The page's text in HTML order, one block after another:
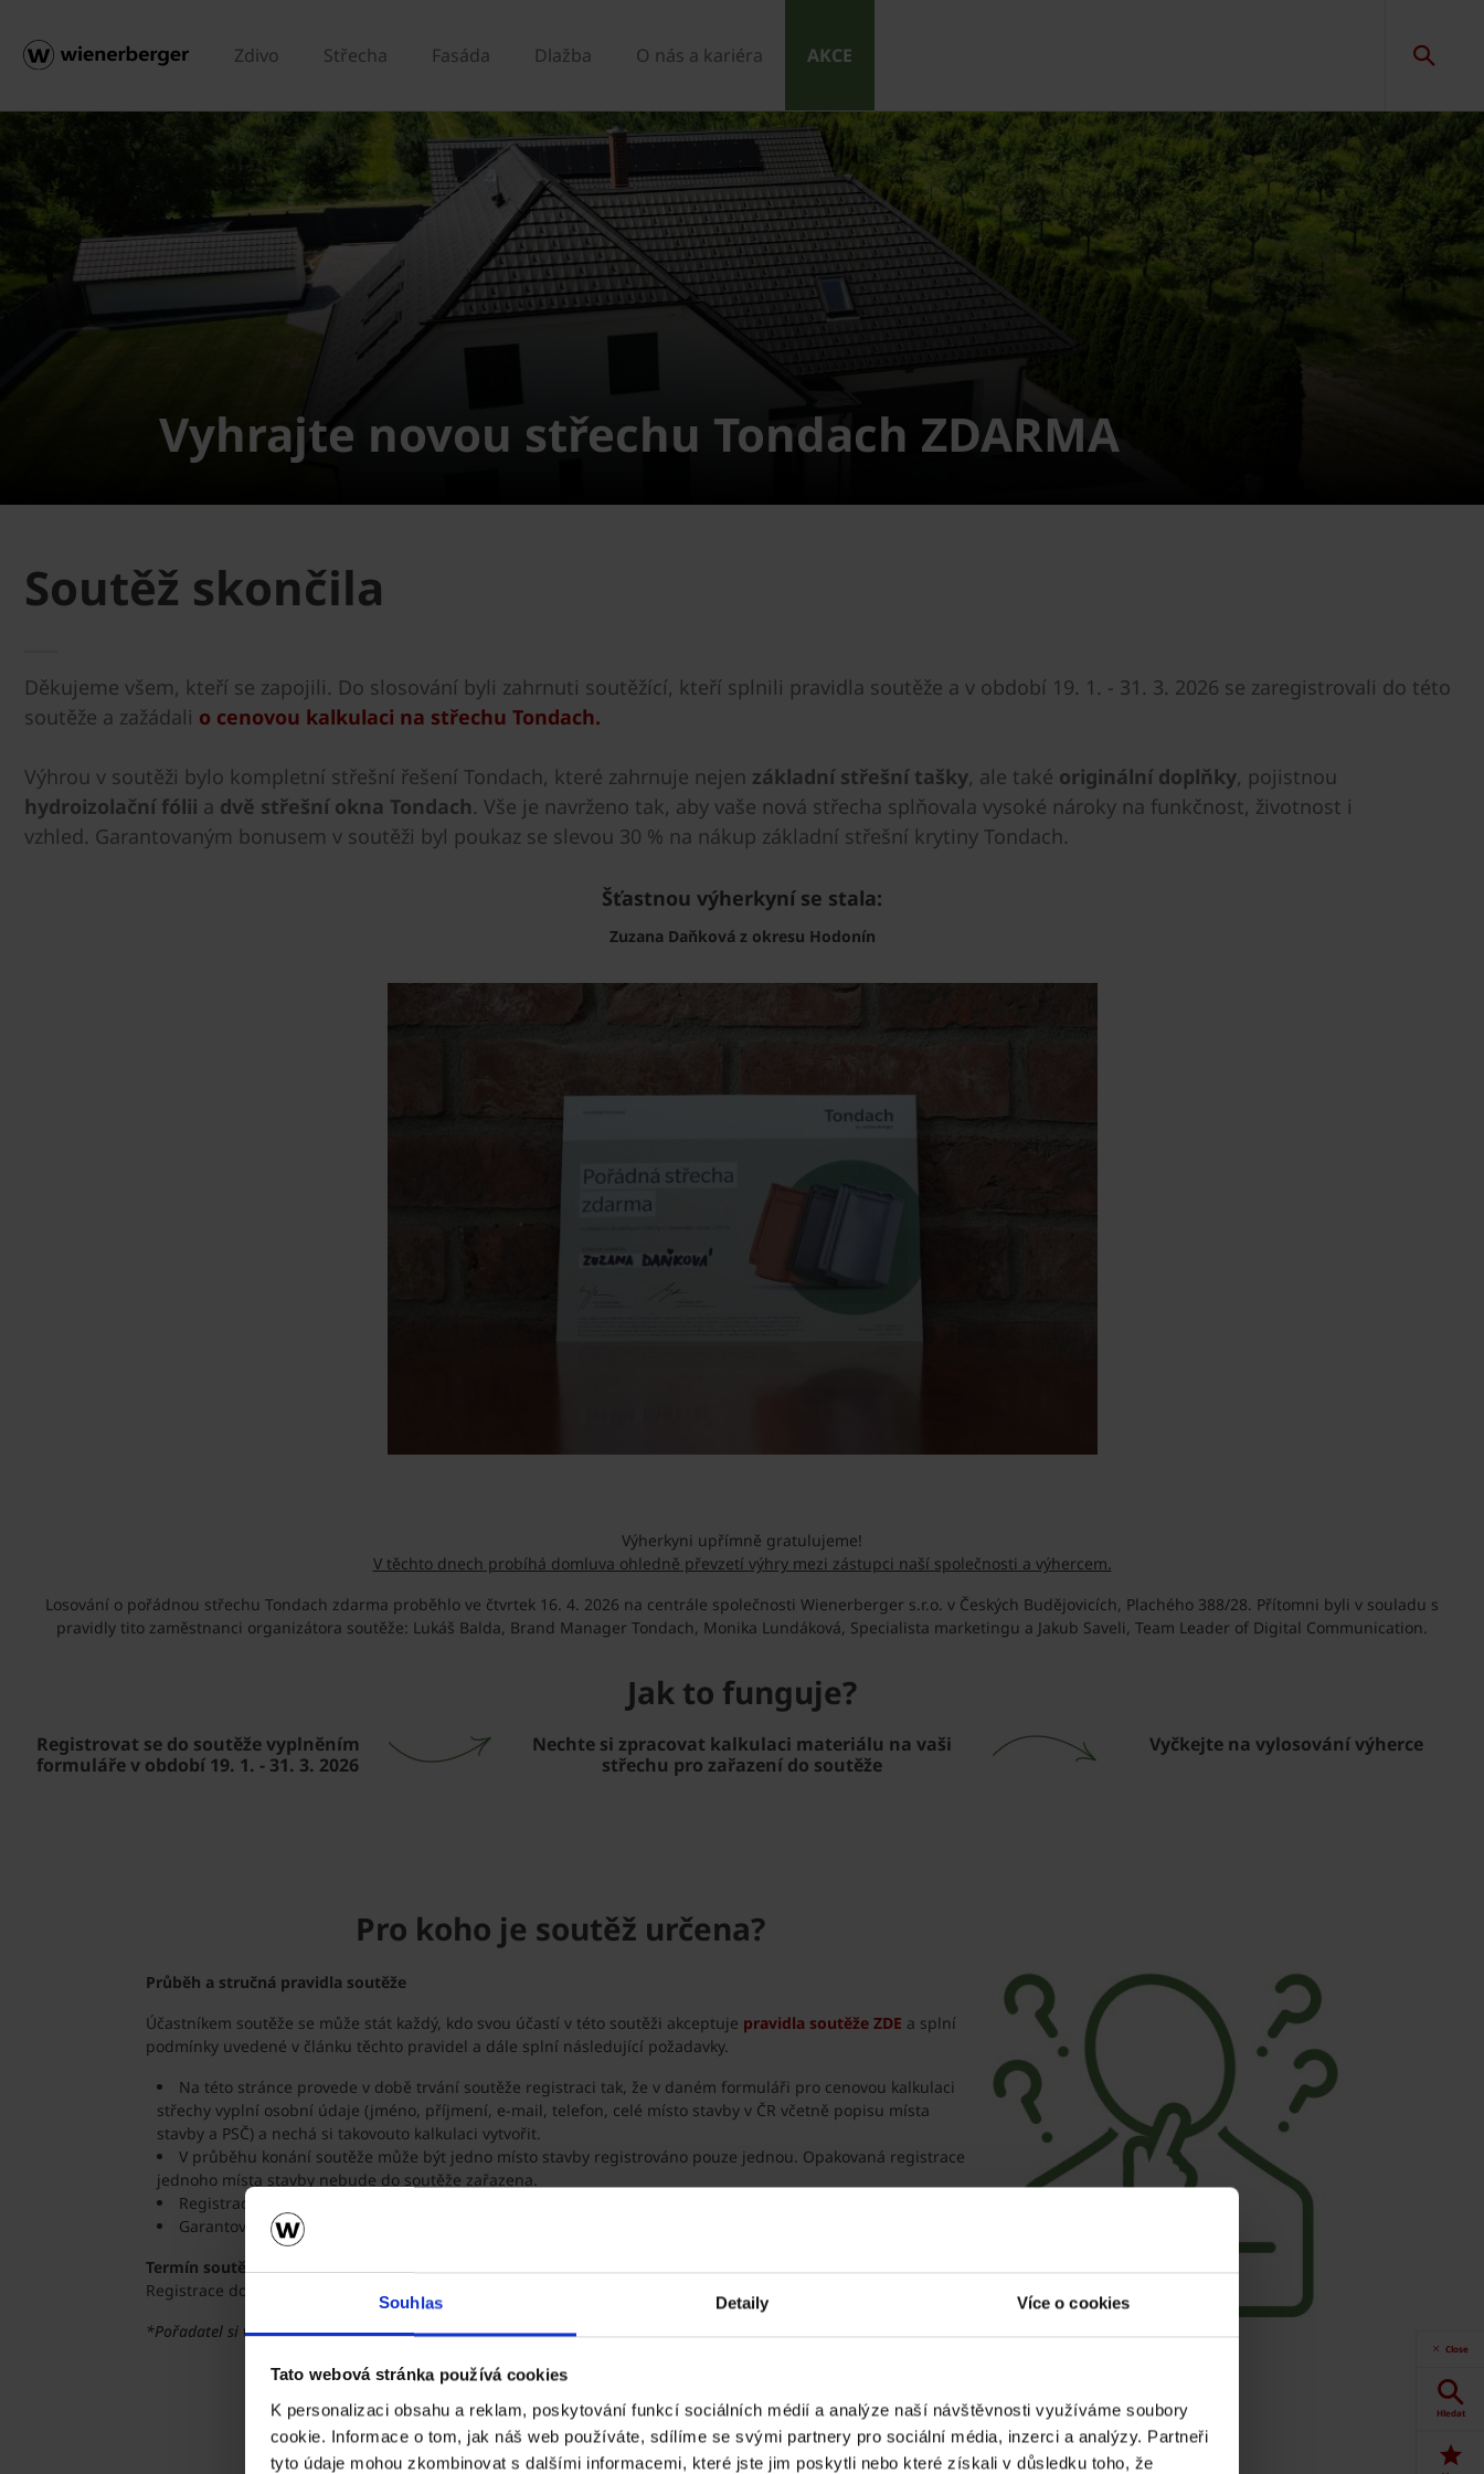
Souhlas Detaily Více o cookies
Tato webová stránka používá cookies
K personalizaci obsahu a reklam, poskytování funkcí sociálních médií a analýze naší návštěvnosti využíváme soubory
cookie. Informace o tom, jak náš web používáte, sdílíme se svými partnery pro sociální média, inzerci a analýzy. Partneři
tyto údaje mohou zkombinovat s dalšími informacemi, které jste jim poskytli nebo které získali v důsledku toho, že
Zdivo Střecha Fasáda Dlažba O nás a kariéra AKCE
Vyhrajte novou střechu Tondach ZDARMA
Soutěž skončila
Děkujeme všem, kteří se zapojili. Do slosování byli zahrnuti soutěžící, kteří splnili pravidla soutěže a v období 19. 1. - 31. 3. 2026 se zaregistrovali do této
soutěže a zažádali o cenovou kalkulaci na střechu Tondach.
Výhrou v soutěži bylo kompletní střešní řešení Tondach, které zahrnuje nejen základní střešní tašky, ale také originální doplňky, pojistnou
hydroizolační fólii a dvě střešní okna Tondach. Vše je navrženo tak, aby vaše nová střecha splňovala vysoké nároky na funkčnost, životnost i
vzhled. Garantovaným bonusem v soutěži byl poukaz se slevou 30 % na nákup základní střešní krytiny Tondach.
Šťastnou výherkyní se stala:
Zuzana Daňková z okresu Hodonín
Výherkyni upřímně gratulujeme!
V těchto dnech probíhá domluva ohledně převzetí výhry mezi zástupci naší společnosti a výhercem.
Losování o pořádnou střechu Tondach zdarma proběhlo ve čtvrtek 16. 4. 2026 na centrále společnosti Wienerberger s.r.o. v Českých Budějovicích, Plachého 388/28. Přítomni byli v souladu s
pravidly tito zaměstnanci organizátora soutěže: Lukáš Balda, Brand Manager Tondach, Monika Lundáková, Specialista marketingu a Jakub Saveli, Team Leader of Digital Communication.
Jak to funguje?
Registrovat se do soutěže vyplněním
formuláře v období 19. 1. - 31. 3. 2026
Nechte si zpracovat kalkulaci materiálu na vaši
střechu pro zařazení do soutěže
Vyčkejte na vylosování výherce
Pro koho je soutěž určena?
Průběh a stručná pravidla soutěže
Účastníkem soutěže se může stát každý, kdo svou účastí v této soutěži akceptuje pravidla soutěže ZDE a splní
podmínky uvedené v článku těchto pravidel a dále splní následující požadavky.
Na této stránce provede v době trvání soutěže registraci tak, že v daném formuláři pro cenovou kalkulaci
střechy vyplní osobní údaje (jméno, příjmení, e-mail, telefon, celé místo stavby v ČR včetně popisu místa
stavby a PSČ) a nechá si takovouto kalkulaci vytvořit.
V průběhu konání soutěže může být jedno místo stavby registrováno pouze jednou. Opakovaná registrace
jednoho místa stavby nebude do soutěže zařazena.
Registrace je možná pouze ke stavbě rodinného domu nebo rekonstrukci stavby rodinného domu.
Garantovaným bonusem v soutěži je poukaz se slevou 30 % na nákup základní střešní krytiny Tondach.
Termín soutěže
Registrace do soutěže probíhá v období
*Pořadatel si vyhrazuje právo změnit pravidla soutěže či celou soutěž zrušit bez udání důvodu.
Close
Hledat